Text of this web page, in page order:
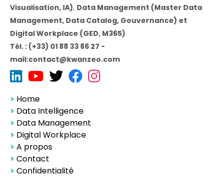
Visualisation, IA), Data Management (Master Data
Management, Data Catalog, Gouvernance) et
Digital Workplace (GED, M365)
Tél. : (+33) 01 88 33 86 27 -
mail:contact@kwanzeo.com
> Home
> Data Intelligence
> Data Management
> Digital Workplace
> A propos
> Contact
> Confidentialité